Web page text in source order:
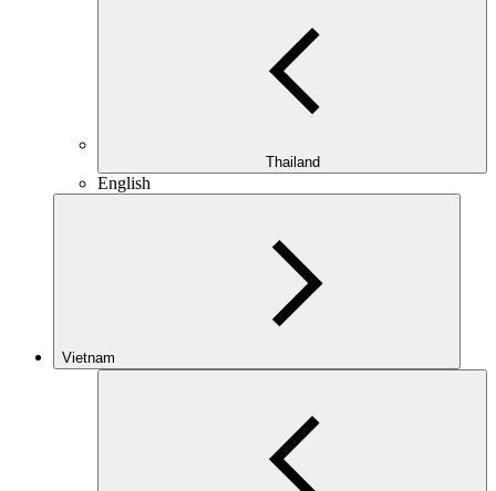
Thailand
English
Vietnam